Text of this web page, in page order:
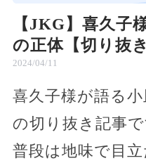
【JKG】喜久子
の正体【切り抜き
2024/04/11
喜久子様が語る
の切り抜き記事
普段は地味で目